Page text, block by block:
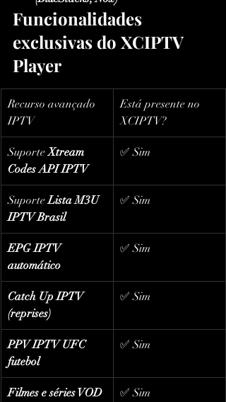
Funcionalidades
exclusivas do XCIPTV
Player
Recurso avançado
IPTV
Está presente no
XCIPTV?
Suporte Xtream
Codes API IPTV
✅ Sim
Suporte Lista M3U
IPTV Brasil
✅ Sim
EPG IPTV
automático
✅ Sim
Catch Up IPTV
(reprises)
✅ Sim
PPV IPTV UFC
futebol
✅ Sim
Filmes e séries VOD
✅ Sim